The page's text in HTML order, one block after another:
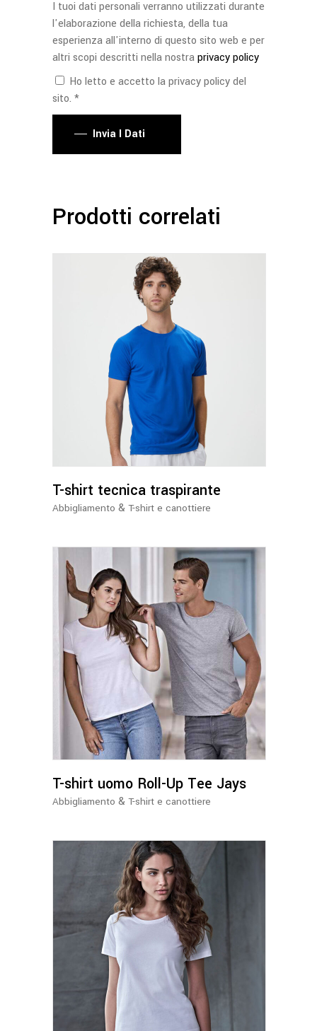
I tuoi dati personali verranno utilizzati durante
l'elaborazione della richiesta, della tua
esperienza all'interno di questo sito web e per
altri scopi descritti nella nostraprivacy policy
Ho letto e accetto la privacy policy del
sito. *
Invia I Dati
Prodotti correlati
Questo
prodotto
ha
più
varianti.
Le
opzioni
possono
essere
pagina
prodotto
T-shirt tecnica traspirante
Abbigliamento & T-shirt e canottiere
Questo
prodotto
ha
più
varianti.
Le
opzioni
possono
essere
pagina
del
prodotto
T-shirt uomo Roll-Up Tee Jays
Abbigliamento & T-shirt e canottiere
Questo
prodotto